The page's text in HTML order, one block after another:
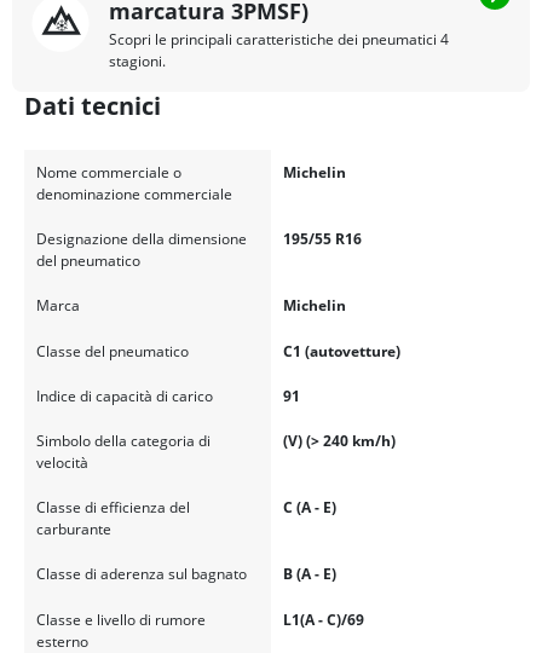
marcatura 3PMSF)
Scopri le principali caratteristiche dei pneumatici 4
stagioni.
Dati tecnici
Nome commerciale o
denominazione commerciale
Michelin
Designazione della dimensione
del pneumatico
195/55 R16
Marca Michelin
Classe del pneumatico C1 (autovetture)
Indice di capacità di carico 91
Simbolo della categoria di
velocità
(V) (> 240 km/h)
Classe di efficienza del
carburante
C (A - E)
Classe di aderenza sul bagnato B (A - E)
Classe e livello di rumore
esterno
L1(A - C)/69